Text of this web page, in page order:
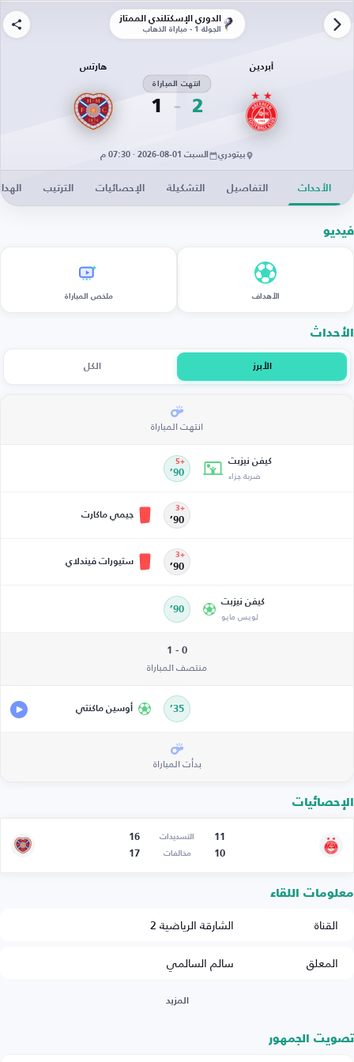
الدوري الإسكتلندي الممتاز
الجولة 1 - مباراة الذهاب
أبردين
2
انتهت المباراة
1
هارتس
بيتودري السبت 01-08-2026 · 07:30 م
الأحداث التفاصيل التشكيلة الإحصائيات الترتيب
فيديو
الأهداف ملخص المباراة
الأحداث
الأبرز الكل
انتهت المباراة
كيفن نيزبت
ضربة جزاء 90’
+5
90’
+3
جيمي ماكارت
90’
+3
ستيورات فيندلاي
كيفن نيزبت
لويس مايو 90’
0 - 1
منتصف المباراة
35’ أوسين ماكنتي
بدأت المباراة
الإحصائيات
11 التسديدات
16
10
مخالفات 17
معلومات اللقاء
القناة
الشارقة الرياضية 2
المعلق
سالم السالمي
المزيد
تصويت الجمهور